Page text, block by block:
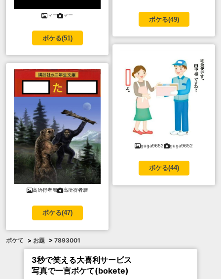
マー マー
ボケる(51)
高所得者層 高所得者層
ボケる(47)
ボケる(49)
guga9652 guga9652
ボケる(44)
ボケて > お題 > 7893001
3秒で笑える大喜利サービス
写真で一言ボケて(bokete)